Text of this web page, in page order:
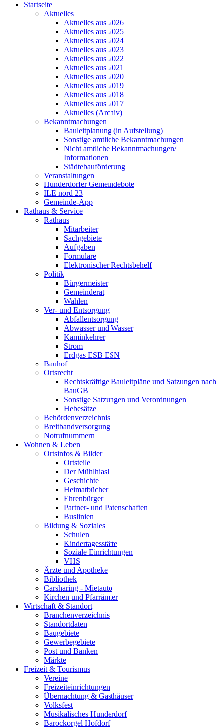
Startseite
Aktuelles
Aktuelles aus 2026
Aktuelles aus 2025
Aktuelles aus 2024
Aktuelles aus 2023
Aktuelles aus 2022
Aktuelles aus 2021
Aktuelles aus 2020
Aktuelles aus 2019
Aktuelles aus 2018
Aktuelles aus 2017
Aktuelles (Archiv)
Bekanntmachungen
Bauleitplanung (in Aufstellung)
Sonstige amtliche Bekanntmachungen
Nicht amtliche Bekanntmachungen/
Informationen
Städtebauförderung
Veranstaltungen
Hunderdorfer Gemeindebote
ILE nord 23
Gemeinde-App
Rathaus & Service
Rathaus
Mitarbeiter
Sachgebiete
Aufgaben
Formulare
Elektronischer Rechtsbehelf
Politik
Bürgermeister
Gemeinderat
Wahlen
Ver- und Entsorgung
Abfallentsorgung
Abwasser und Wasser
Kaminkehrer
Strom
Erdgas ESB ESN
Bauhof
Ortsrecht
Rechtskräftige Bauleitpläne und Satzungen nach
BauGB
Sonstige Satzungen und Verordnungen
Hebesätze
Behördenverzeichnis
Breitbandversorgung
Notrufnummern
Wohnen & Leben
Ortsinfos & Bilder
Ortsteile
Der Mühlhiasl
Geschichte
Heimatbücher
Ehrenbürger
Partner- und Patenschaften
Buslinien
Bildung & Soziales
Schulen
Kindertagesstätte
Soziale Einrichtungen
VHS
Ärzte und Apotheke
Bibliothek
Carsharing - Mietauto
Kirchen und Pfarrämter
Wirtschaft & Standort
Branchenverzeichnis
Standortdaten
Baugebiete
Gewerbegebiete
Post und Banken
Märkte
Freizeit & Tourismus
Vereine
Freizeiteinrichtungen
Übernachtung & Gasthäuser
Volksfest
Musikalisches Hunderdorf
Barockorgel Hofdorf